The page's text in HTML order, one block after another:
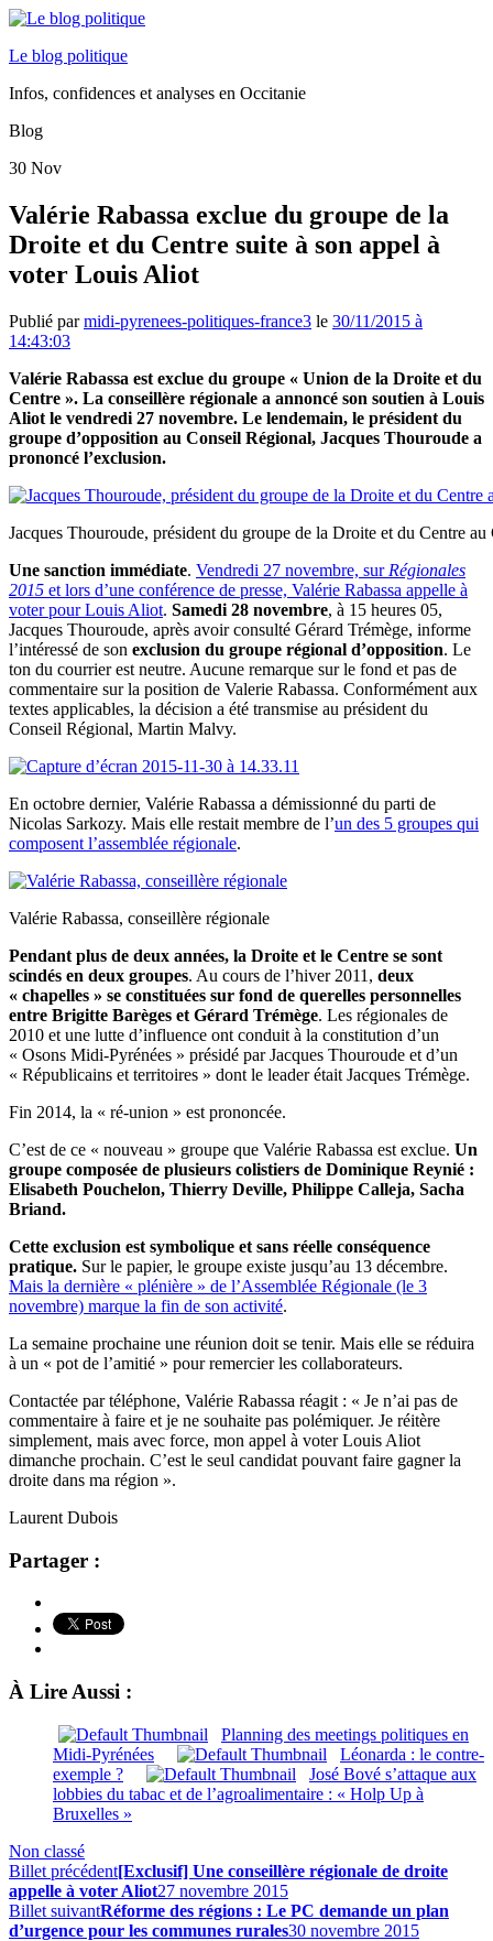
Le blog politique
Infos, confidences et analyses en Occitanie
Blog
30 Nov
Valérie Rabassa exclue du groupe de la
Droite et du Centre suite à son appel à
voter Louis Aliot
Publié parmidi-pyrenees-politiques-france3 le 30/11/2015 à
14:43:03
Valérie Rabassa est exclue du groupe « Union de la Droite et du
Centre ». La conseillère régionale a annoncé son soutien à Louis
Aliot le vendredi 27 novembre. Le lendemain, le président du
groupe d’opposition au Conseil Régional, Jacques Thouroude a
prononcé l’exclusion.
Jacques Thouroude, président du groupe de la Droite et du Centre
Une sanction immédiate. Vendredi 27 novembre, sur Régionales
2015 et lors d’une conférence de presse, Valérie Rabassa appelle à
voter pour Louis Aliot. Samedi 28 novembre, à 15 heures 05,
Jacques Thouroude, après avoir consulté Gérard Trémège, informe
l’intéressé de son exclusion du groupe régional d’opposition. Le
ton du courrier est neutre. Aucune remarque sur le fond et pas de
commentaire sur la position de Valerie Rabassa. Conformément aux
textes applicables, la décision a été transmise au président du
Conseil Régional, Martin Malvy.
En octobre dernier, Valérie Rabassa a démissionné du parti de
Nicolas Sarkozy. Mais elle restait membre de l’un des 5 groupes qui
composent l’assemblée régionale.
Valérie Rabassa, conseillère régionale
Pendant plus de deux années, la Droite et le Centre se sont
scindés en deux groupes. Au cours de l’hiver 2011, deux
« chapelles » se constituées sur fond de querelles personnelles
entre Brigitte Barèges et Gérard Trémège. Les régionales de
2010 et une lutte d’influence ont conduit à la constitution d’un
« Osons Midi-Pyrénées » présidé par Jacques Thouroude et d’un
« Républicains et territoires » dont le leader était Jacques Trémège.
Fin 2014, la « ré-union » est prononcée.
C’est de ce « nouveau » groupe que Valérie Rabassa est exclue. Un
groupe composée de plusieurs colistiers de Dominique Reynié :
Elisabeth Pouchelon, Thierry Deville, Philippe Calleja, Sacha
Briand.
Cette exclusion est symbolique et sans réelle conséquence
pratique. Sur le papier, le groupe existe jusqu’au 13 décembre.
Mais la dernière « plénière » de l’Assemblée Régionale (le 3
novembre) marque la fin de son activité.
La semaine prochaine une réunion doit se tenir. Mais elle se réduira
à un « pot de l’amitié » pour remercier les collaborateurs.
Contactée par téléphone, Valérie Rabassa réagit : « Je n’ai pas de
commentaire à faire et je ne souhaite pas polémiquer. Je réitère
simplement, mais avec force, mon appel à voter Louis Aliot
dimanche prochain. C’est le seul candidat pouvant faire gagner la
droite dans ma région ».
Laurent Dubois
Partager :
À Lire Aussi :
Planning des meetings politiques en
Midi-Pyrénées
Léonarda : le contre-
exemple ?
José Bové s’attaque aux
lobbies du tabac et de l’agroalimentaire : « Holp Up à
Bruxelles »
Non classé
Billet précédent[Exclusif] Une conseillère régionale de droite
appelle à voter Aliot27 novembre 2015
Billet suivantRéforme des régions : Le PC demande un plan
d’urgence pour les communes rurales30 novembre 2015